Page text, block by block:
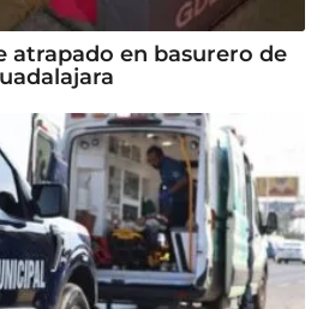
atrapado en basurero de